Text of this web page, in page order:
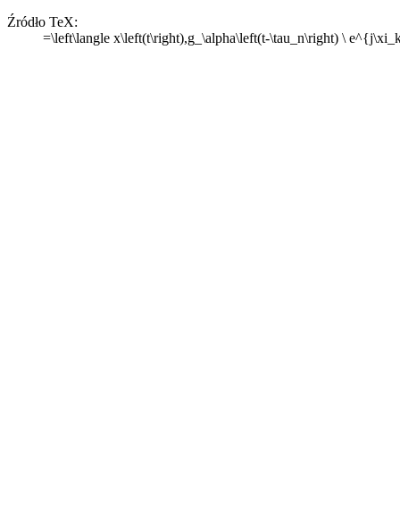
Źródło TeX:
=\left\langle x\left(t\right),g_\alpha\left(t-\tau_n\right) \